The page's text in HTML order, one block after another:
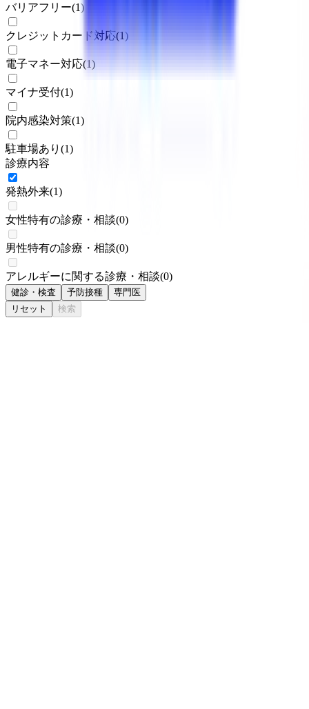
バリアフリー(1)
クレジットカード対応(1)
電子マネー対応(1)
マイナ受付(1)
院内感染対策(1)
駐車場あり (1)
診療内容
発熱外来(1)
女性特有の診療・相談(0)
男性特有の診療・相談(0)
アレルギーに関する診療・相談(0)
健診・検査 予防接種
専門医
リセット
検索